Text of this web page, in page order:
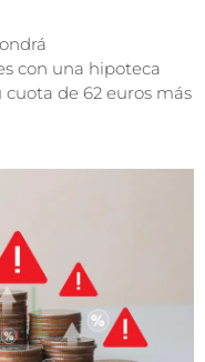
con una hipoteca
de 62 euros más